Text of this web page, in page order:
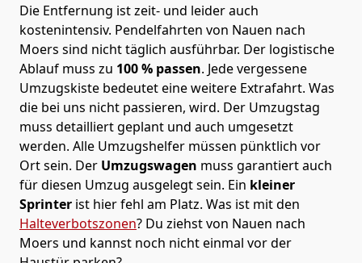
Die Entfernung ist zeit- und leider auch
kostenintensiv. Pendelfahrten von Nauen nach
Moers sind nicht täglich ausführbar. Der logistische
Ablauf muss zu 100 % passen. Jede vergessene
Umzugskiste bedeutet eine weitere Extrafahrt. Was
die bei uns nicht passieren, wird. Der Umzugstag
muss detailliert geplant und auch umgesetzt
werden. Alle Umzugshelfer müssen pünktlich vor
Ort sein. Der Umzugswagen muss garantiert auch
für diesen Umzug ausgelegt sein. Ein kleiner
Sprinter ist hier fehl am Platz. Was ist mit den
Halteverbotszonen? Du ziehst von Nauen nach
Moers und kannst noch nicht einmal vor der